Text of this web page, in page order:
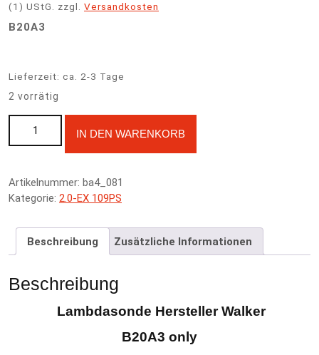
(1) UStG. zzgl. Versandkosten
B20A3
Lieferzeit: ca. 2-3 Tage
2 vorrätig
IN DEN WARENKORB
i
Artikelnummer: ba4_081
Kategorie: 2.0-EX 109PS
Beschreibung Zusätzliche Informationen
Beschreibung
Lambdasonde Hersteller Walker
B20A3 only